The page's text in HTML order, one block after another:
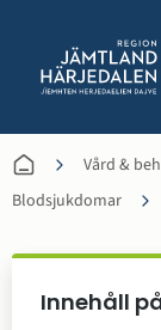
Vård &
Blodsjukdomar
Innehåll